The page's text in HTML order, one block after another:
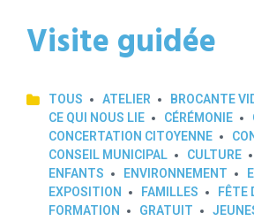
Visite guidée
TOUS ATELIER
BROCANTE
CE QUI NOUS LIE
CÉRÉMONIE
CONCERTATION CITOYENNE
CONSEIL MUNICIPAL
CULTURE
ENFANTS
ENVIRONNEMENT
EXPOSITION
FAMILLES
FÊTE
FORMATION
GRATUIT